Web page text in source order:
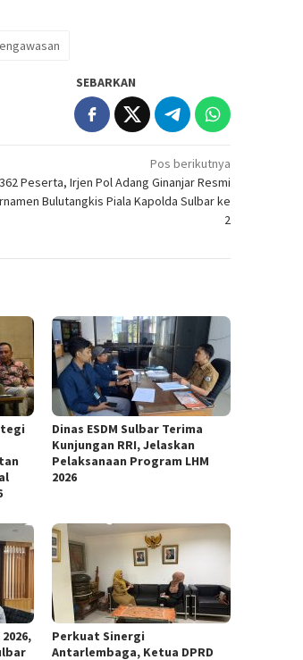
SEBARKAN
Pos berikutnya
Peserta, Irjen Pol Adang Ginanjar Resmi
Bulutangkis Piala Kapolda Sulbar ke
2
Dinas ESDM Sulbar Terima
Kunjungan RRI, Jelaskan
Pelaksanaan Program LHM
2026
Perkuat Sinergi
Antarlembaga, Ketua DPRD